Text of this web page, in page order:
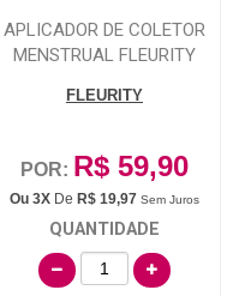
APLICADOR DE COLETOR
MENSTRUAL FLEURITY
FLEURITY
POR: R$ 59,90
Ou 3X De R$ 19,97 Sem Juros
QUANTIDADE